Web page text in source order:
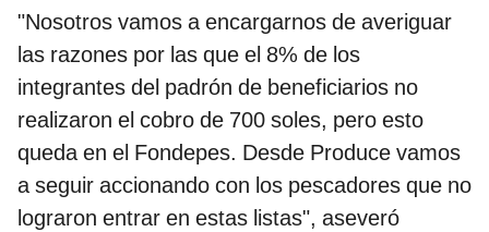
"Nosotros vamos a encargarnos de averiguar
las razones por las que el 8% de los
integrantes del padrón de beneficiarios no
realizaron el cobro de 700 soles, pero esto
queda en el Fondepes. Desde Produce vamos
a seguir accionando con los pescadores que no
lograron entrar en estas listas", aseveró